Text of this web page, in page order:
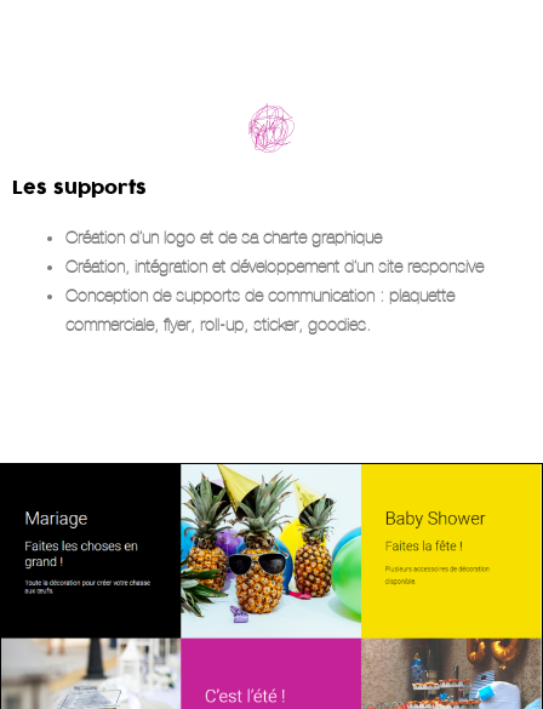
Les supports
Création d’un logo et de sa charte graphique
Création, intégration et développement d’un site responsive
Conception de supports de communication : plaquette
commerciale, flyer, roll-up, sticker, goodies.